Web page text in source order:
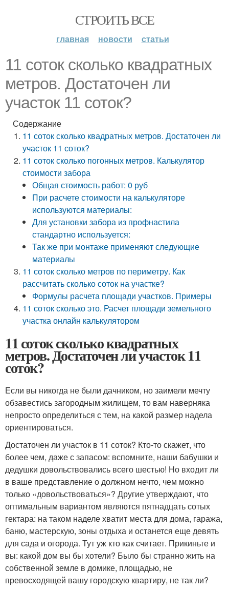
СТРОИТЬ ВСЕ
главная новости статьи
11 соток сколько квадратных
метров. Достаточен ли
участок 11 соток?
Содержание
11 соток сколько квадратных метров. Достаточен ли
участок 11 соток?
11 соток сколько погонных метров. Калькулятор
стоимости забора
Общая стоимость работ: 0 руб
При расчете стоимости на калькуляторе
используются материалы:
Для установки забора из профнастила
стандартно используется:
Так же при монтаже применяют следующие
материалы
11 соток сколько метров по периметру. Как
рассчитать сколько соток на участке?
Формулы расчета площади участков. Примеры
11 соток сколько это. Расчет площади земельного
участка онлайн калькулятором
11 соток сколько квадратных
метров. Достаточен ли участок 11
соток?
Если вы никогда не были дачником, но заимели мечту
обзавестись загородным жилищем, то вам наверняка
непросто определиться с тем, на какой размер надела
ориентироваться.
Достаточен ли участок в 11 соток? Кто-то скажет, что
более чем, даже с запасом: вспомните, наши бабушки и
дедушки довольствовались всего шестью! Но входит ли
в ваше представление о должном нечто, чем можно
только «довольствоваться»? Другие утверждают, что
оптимальным вариантом являются пятнадцать сотых
гектара: на таком наделе хватит места для дома, гаража,
баню, мастерскую, зоны отдыха и останется еще девять
для сада и огорода. Тут уж кто как считает. Прикиньте и
вы: какой дом вы бы хотели? Было бы странно жить на
собственной земле в домике, площадью, не
превосходящей вашу городскую квартиру, не так ли?